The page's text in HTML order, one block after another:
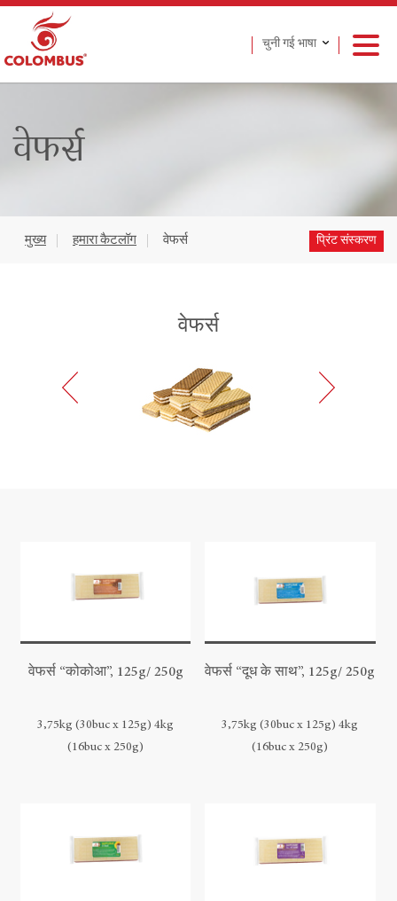
चुनी गई भाषा
वेफर्स
मुख्य हमारा कैटलॉग वेफर्स प्रिंट संस्करण
वेफर्स
वेफर्स “कोकोआ”, 125g/ 250g
3,75kg (30buc x 125g) 4kg
(16buc x 250g)
वेफर्स “दूध के साथ”, 125g/ 250g
3,75kg (30buc x 125g) 4kg
(16buc x 250g)